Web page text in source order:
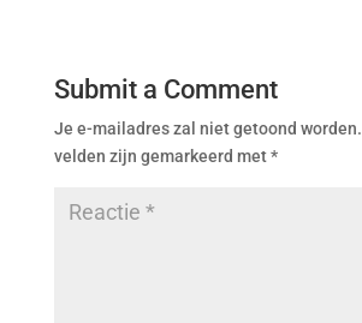
Submit a Comment
Je e-mailadres zal niet getoond worden.
velden zijn gemarkeerd met*